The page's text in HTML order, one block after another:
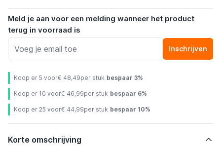
Meld je aan voor een melding wanneer het product
terug in voorraad is
Inschrijven
Koop er 5 voor€ 48,49per stuk bespaar 3%
Koop er 10 voor€ 46,99per stuk bespaar 6%
Koop er 25 voor€ 44,99per stuk bespaar 10%
Korte omschrijving